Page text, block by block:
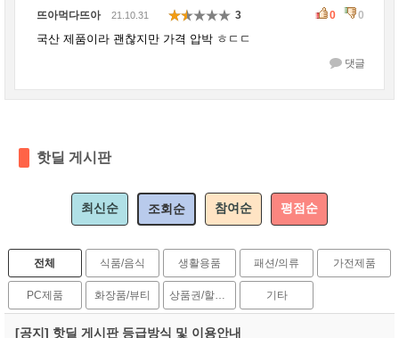
뜨아먹다뜨아 21.10.31 3
국산 제품이라 괜찮지만 가격 압박 ㅎㄷㄷ
댓글
0 0
핫딜 게시판
최신순 조회순 참여순 평점순
전체 식품/음식 생활용품 패션/의류 가전제품
PC제품 화장품/뷰티 상품권/할인권 기타
[공지] 핫딜 게시판 등급방식 및 이용안내